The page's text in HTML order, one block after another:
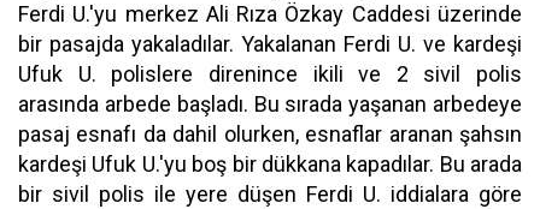
Ferdi U.'yu merkez Ali Rıza Özkay Caddesi üzerinde
bir pasajda yakaladılar. Yakalanan Ferdi U. ve kardeşi
Ufuk U. polislere direnince ikili ve 2 sivil polis
arasında arbede başladı. Bu sırada yaşanan arbedeye
pasaj esnafı da dahil olurken, esnaflar aranan şahsın
kardeşi Ufuk U.'yu boş bir dükkana kapadılar. Bu arada
bir sivil polis ile yere düşen Ferdi U. iddialara göre